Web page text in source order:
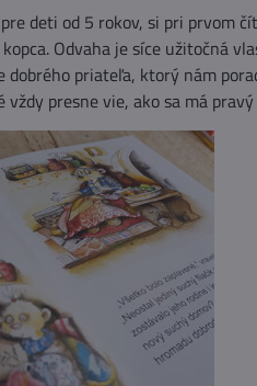
deti od 5 rokov, si pri prvom
Odvaha je síce užitočná
priateľa, ktorý nám
presne vie, ako sa má